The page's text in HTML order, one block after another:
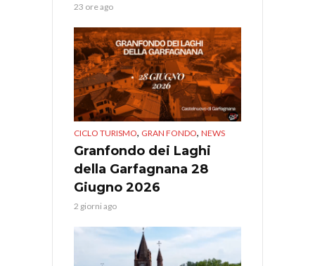
23 ore ago
CICLO TURISMO, GRAN FONDO, NEWS
Granfondo dei Laghi
della Garfagnana 28
Giugno 2026
2 giorni ago